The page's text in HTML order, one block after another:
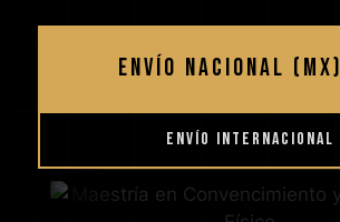
ENVÍO NACIONAL (MX)
ENVÍO INTERNACIONAL